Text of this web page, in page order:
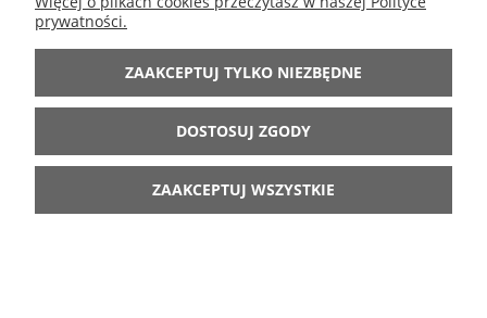
ARANŻACJE
BĄDŹ Z NAMI
prywatności.
ZAAKCEPTUJ TYLKO NIEZBĘDNE
DOSTOSUJ ZGODY
ZAAKCEPTUJ WSZYSTKIE